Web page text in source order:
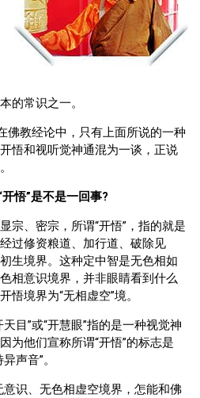
的常识之一。
佛教经论中，只有上面所说的一种
悟和视听觉神通混为一谈，正说
悟”是不是一回事?
宗、密宗，所谓“开悟”，指的就是
过修资粮道、加行道、破除见
生境界。这种定中智是无色相如
相意识境界，并非眼睛看到什么
悟境界为“无相虚空”境。
目”或“开慧眼”指的是一种视觉神
为他们宣称所谓“开悟”的标志是
声音”。
意识、无色相虚空境界，怎能和佛